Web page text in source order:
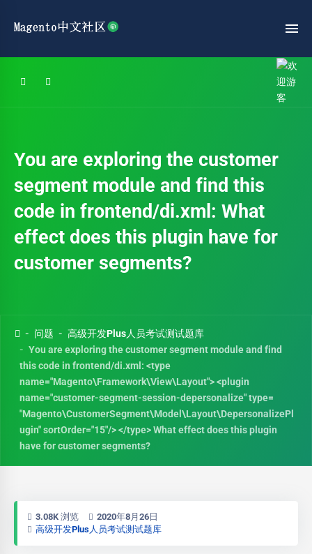
You are exploring the customer
segment module and find this
code in frontend/di.xml: What
effect does this plugin have for
customer segments?
问题
高级开发Plus人员考试测试题库
You are exploring the customer segment module and find
this code in frontend/di.xml: <type
name="Magento\Framework\View\Layout"> <plugin
name="customer-segment-session-depersonalize" type=
"Magento\CustomerSegment\Model\Layout\DepersonalizePl
ugin" sortOrder="15"/> </type> What effect does this plugin
have for customer segments?
3.08K 浏览
2020年8月26日
高级开发Plus人员考试测试题库